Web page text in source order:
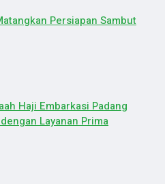
Persiapan Sambut
Haji Embarkasi Padang
Layanan Prima